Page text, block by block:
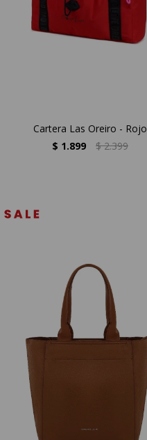
Cartera Las Oreiro - Rojo
$ 1.899 $ 2.399